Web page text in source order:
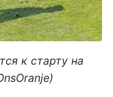
к старту на